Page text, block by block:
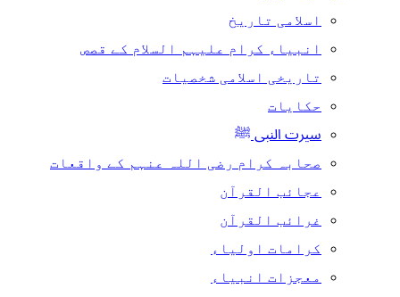
اسلامی تاریخ
انبیاء کرام علیہم السلام کے قصص
تاریخی اسلامی شخصیات
حکایات
سیرت النبی ﷺ
صحابہ کرام رضی اللہ عنہم کے واقعات
عجائب القرآن
غرائب القرآن
کرامات اولیاء
معجزات انبیاء